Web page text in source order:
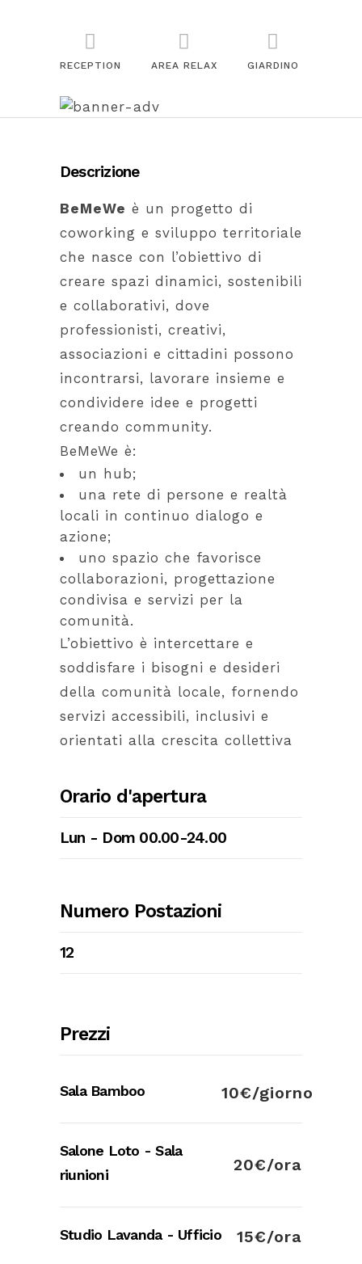
RECEPTION AREA RELAX GIARDINO
Descrizione
BeMeWe è un progetto di
coworking e sviluppo territoriale
che nasce con l’obiettivo di
creare spazi dinamici, sostenibili
e collaborativi, dove
professionisti, creativi,
associazioni e cittadini possono
incontrarsi, lavorare insieme e
condividere idee e progetti
creando community.
BeMeWe è:
un hub;
una rete di persone e realtà
locali in continuo dialogo e
azione;
uno spazio che favorisce
collaborazioni, progettazione
condivisa e servizi per la
comunità.
L’obiettivo è intercettare e
soddisfare i bisogni e desideri
della comunità locale, fornendo
servizi accessibili, inclusivi e
orientati alla crescita collettiva
Orario d'apertura
Lun - Dom 00.00-24.00
Numero Postazioni
12
Prezzi
Sala Bamboo 10€/giorno
Salone Loto - Sala
riunioni
20€/ora
Studio Lavanda - Ufficio 15€/ora